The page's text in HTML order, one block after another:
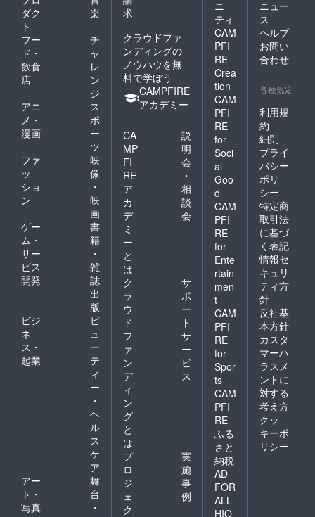
還元さ
せてい
ただき
ます。
てお迎
えいた
だけま
す。
アーカ
イバル
量生産
リント
や印刷
物では
なく、
あなた
の手元
に来る
べくし
て来た
一枚で
す。 ・
すべて
のアー
カイバ
ルには
作者直
筆のサ
インと
ナンバ
リング
も入
り、一
枚一枚
に違う
意味が
あると
感じま
す。 ・
それぞ
れの絵
に合っ
テーマ
にして
いま
す。 ✴︎
上記の
画像は
ジで
容は多
少変更
になる
場合が
ありま
す。
旅に出
たよう
に、
トーク
ライブ
は、自
当の人
づく
きっか
けの扉
となる
重要な
もので
す。 40
人〜程
の少人
数のク
ラスで
は、扉
を入っ
た先
の、
ワーク
ディ
テー
ション
なども
取り入
れて、
一人一
人の体
験が深
いもの
となる
ように
してい
ます。
ダク
ト
楽
フー
ド・
飲食
店
チ
ャ
レ
ン
ジ
アニ
メ・
漫画
ス
ポ
ー
ツ
ファ
ッ
ショ
ン
映
像
・
映
画
ゲー
ム・
サー
ビス
開発
書
籍
・
雑
誌
出
版
ビジ
ネ
ス・
起業
ビ
ュ
ー
テ
ィ
ー
・
ヘ
ル
ス
ケ
ア
アー
ト・
写真
舞
台
・
求
クラウドファ
ンディングの
ノウハウを無
料で学ぼう
CAMPFIRE
アカデミー
CA
MP
FI
RE
ア
カ
デ
ミ
ー
と
は
説
明
会
・
相
談
会
ク
ラ
ウ
ド
フ
ァ
ン
デ
ィ
ン
グ
と
は
サ
ポ
ー
ト
サ
ー
ビ
ス
プ
ロ
ジ
ェ
ク
実
施
事
例
ニ
ティ
CAM
PFI
RE
Crea
tion
CAM
PFI
RE
for
Soci
al
Goo
d
CAM
PFI
RE
for
Ente
rtain
men
t
CAM
PFI
RE
for
Spor
ts
CAM
PFI
RE
ふる
さと
納税
AD
FOR
ALL
HIO
ニュー
ス
ヘルプ
お問い
合わせ
各種規定
利用規
約
細則
プライ
バシー
ポリ
シー
特定商
取引法
に基づ
く表記
情報セ
キュリ
ティ方
針
反社基
本方針
カスタ
マーハ
ラスメ
ントに
対する
考え方
クッ
キーポ
リシー